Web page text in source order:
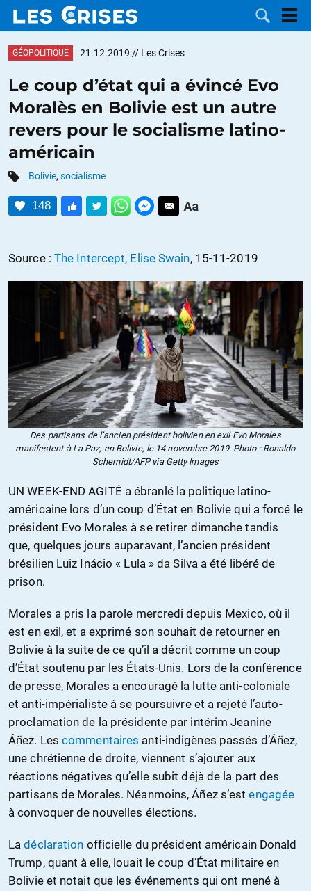
DOSSIERS
CATÉGORIES
CONTACTER
FAIRE UN
GÉOPOLITIQUE 21.12.2019 // Les Crises
Le coup d’état qui a évincé Evo
Moralès en Bolivie est un autre
revers pour le socialisme latino-
américain
Bolivie, socialisme
148
Source : The Intercept, Elise Swain, 15-11-2019
Des partisans de l’ancien président bolivien en exil Evo Morales
manifestent à La Paz, en Bolivie, le 14 novembre 2019. Photo : Ronaldo
Schemidt/AFP via Getty Images
UN WEEK-END AGITÉ a ébranlé la politique latino-
américaine lors d’un coup d’État en Bolivie qui a forcé le
président Evo Morales à se retirer dimanche tandis
que, quelques jours auparavant, l’ancien président
brésilien Luiz Inácio « Lula » da Silva a été libéré de
prison.
Morales a pris la parole mercredi depuis Mexico, où il
est en exil, et a exprimé son souhait de retourner en
Bolivie à la suite de ce qu’il a décrit comme un coup
d’État soutenu par les États-Unis. Lors de la conférence
de presse, Morales a encouragé la lutte anti-coloniale
et anti-impérialiste à se poursuivre et a rejeté l’auto-
proclamation de la présidente par intérim Jeanine
Áñez. Les commentaires anti-indigènes passés d’Áñez,
une chrétienne de droite, viennent s’ajouter aux
réactions négatives qu’elle subit déjà de la part des
partisans de Morales. Néanmoins, Áñez s’estengagée
à convoquer de nouvelles élections.
Ladéclaration officielle du président américain Donald
Trump, quant à elle, louait le coup d’État militaire en
Bolivie et notait que les événements qui ont mené à